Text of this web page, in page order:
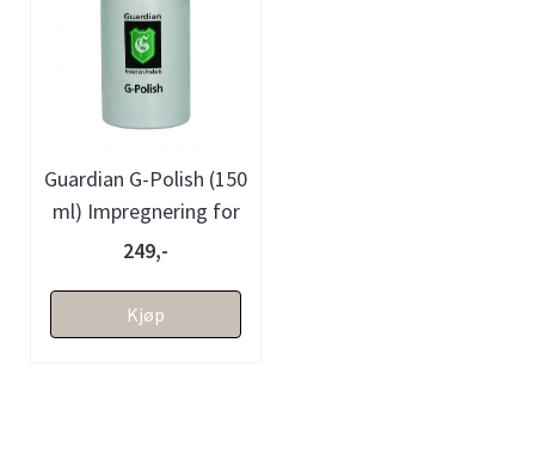
Guardian G-Polish (150
ml) Impregnering for
stein
249,-
Kjøp